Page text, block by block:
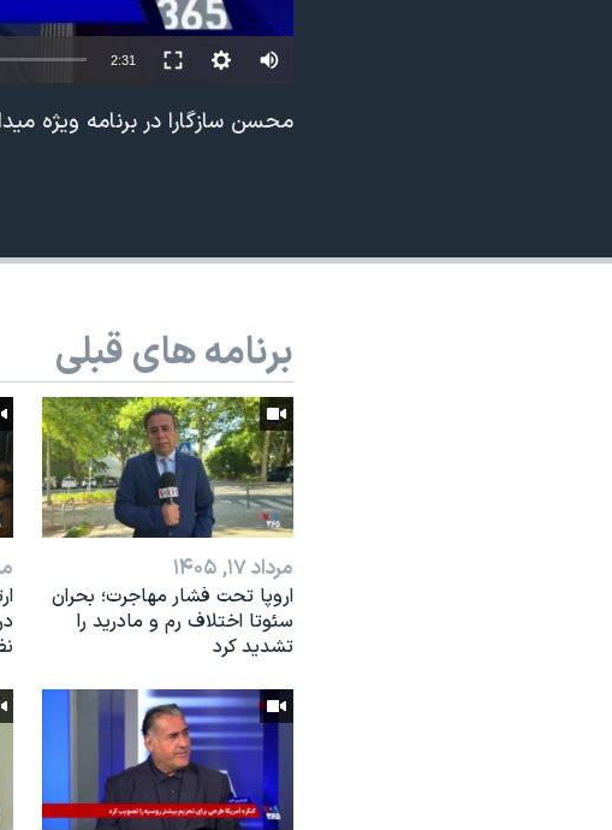
Auto
2:31
محسن سازگارا در برنامه ویژه
برنامه های قبلی
مرداد ۱۷, ۱۴۰۵
اروپا تحت فشار مهاجرت؛ بحران
سئوتا اختلاف رم و مادرید را
تشدید کرد